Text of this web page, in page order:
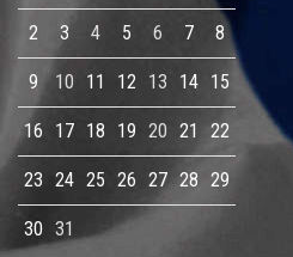
2 3 4 5 6 7 8
9 10 11 12 13 14 15
16 17 18 19 20 21 22
23 24 25 26 27 28 29
30 31